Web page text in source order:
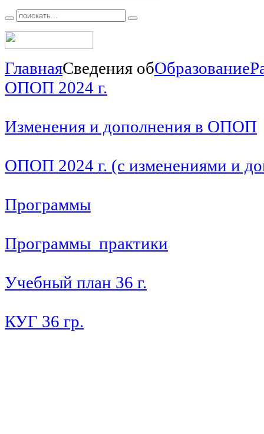
ГлавнаяСведения обОбразование
ОПОП 2024 г.
Изменения и дополнения в ОПОП
ОПОП 2024 г. (с изменениями и
Программы
Программы практики
Учебный план 36 г.
КУГ 36 гр.